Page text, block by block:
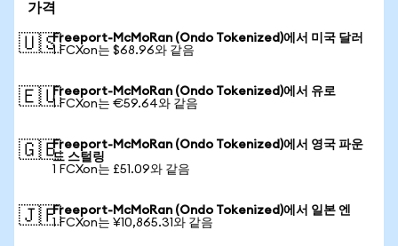
가격
🇺🇸Freeport-McMoRan (Ondo Tokenized)에서 미국 달러
1 FCXon는 $68.96와 같음
🇪🇺Freeport-McMoRan (Ondo Tokenized)에서 유로
1 FCXon는 €59.64와 같음
🇬🇧Freeport-McMoRan (Ondo Tokenized)에서 영국 파운
드 스털링
1 FCXon는 £51.09와 같음
🇯🇵Freeport-McMoRan (Ondo Tokenized)에서 일본 엔
1 FCXon는 ¥10,865.31와 같음